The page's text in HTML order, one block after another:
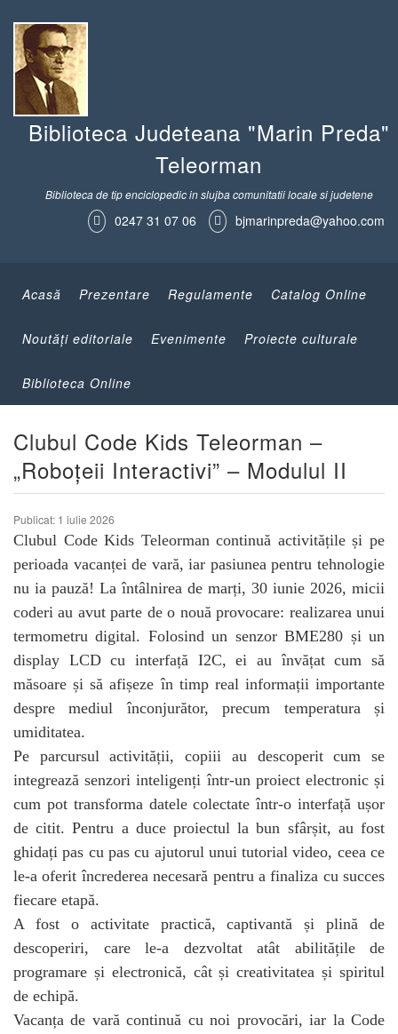
Biblioteca Judeteana "Marin Preda"
Teleorman
Biblioteca de tip enciclopedic in slujba comunitatii locale si judetene
0247 31 07 06 bjmarinpreda@yahoo.com
Acasă Prezentare Regulamente Catalog Online
Noutăţi editoriale Evenimente Proiecte culturale
Biblioteca Online
Clubul Code Kids Teleorman –
„Roboțeii Interactivi” – Modulul II
Publicat: 1 iulie 2026
Clubul Code Kids Teleorman continuă activitățile și pe
perioada vacanței de vară, iar pasiunea pentru tehnologie
nu ia pauză! La întâlnirea de marți, 30 iunie 2026, micii
coderi au avut parte de o nouă provocare: realizarea unui
termometru digital. Folosind un senzor BME280 și un
display LCD cu interfață I2C, ei au învățat cum să
măsoare și să afișeze în timp real informații importante
despre mediul înconjurător, precum temperatura și
umiditatea.
Pe parcursul activității, copiii au descoperit cum se
integrează senzori inteligenți într-un proiect electronic și
cum pot transforma datele colectate într-o interfață ușor
de citit. Pentru a duce proiectul la bun sfârșit, au fost
ghidați pas cu pas cu ajutorul unui tutorial video, ceea ce
le-a oferit încrederea necesară pentru a finaliza cu succes
fiecare etapă.
A fost o activitate practică, captivantă și plină de
descoperiri, care le-a dezvoltat atât abilitățile de
programare și electronică, cât și creativitatea și spiritul
de echipă.
Vacanța de vară continuă cu noi provocări, iar la Code